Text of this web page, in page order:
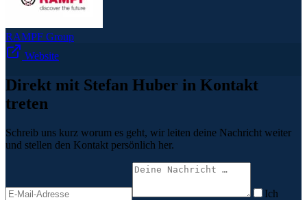
RAMPF Group
Website
Direkt mit Stefan Huber in Kontakt
treten
Schreib uns kurz worum es geht, wir leiten deine Nachricht weiter
und stellen den Kontakt persönlich her.
Ich